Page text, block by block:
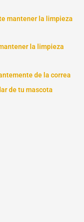
mantener la limpieza
la limpieza
de la correa
de tu mascota